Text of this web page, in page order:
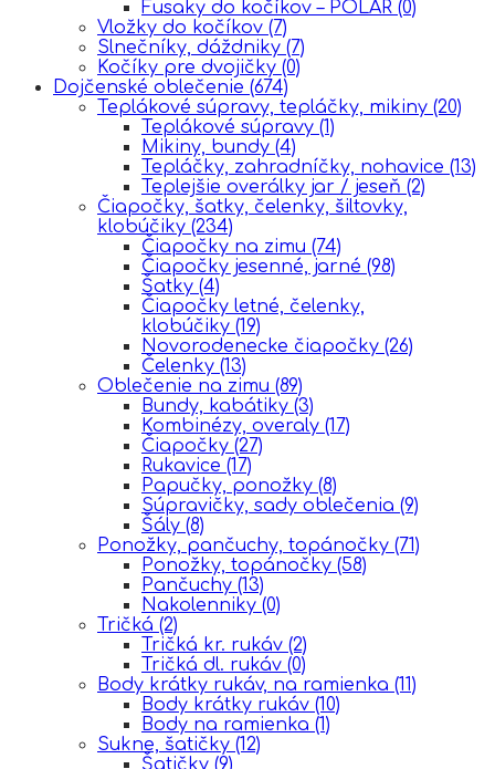
Fusaky do kočíkov – POLAR (0)
Vložky do kočíkov (7)
Slnečníky, dáždniky (7)
Kočíky pre dvojičky (0)
Dojčenské oblečenie (674)
Teplákové súpravy, tepláčky, mikiny (20)
Teplákové súpravy (1)
Mikiny, bundy (4)
Tepláčky, zahradníčky, nohavice (13)
Teplejšie overálky jar / jeseň (2)
Čiapočky, šatky, čelenky, šiltovky,
klobúčiky (234)
Čiapočky na zimu (74)
Čiapočky jesenné, jarné (98)
Šatky (4)
Čiapočky letné, čelenky,
klobúčiky (19)
Novorodenecke čiapočky (26)
Čelenky (13)
Oblečenie na zimu (89)
Bundy, kabátiky (3)
Kombinézy, overaly (17)
Čiapočky (27)
Rukavice (17)
Papučky, ponožky (8)
Súpravičky, sady oblečenia (9)
Šály (8)
Ponožky, pančuchy, topánočky (71)
Ponožky, topánočky (58)
Pančuchy (13)
Nakolenniky (0)
Tričká (2)
Tričká kr. rukáv (2)
Tričká dl. rukáv (0)
Body krátky rukáv, na ramienka (11)
Body krátky rukáv (10)
Body na ramienka (1)
Sukne, šatičky (12)
Šatičky (9)